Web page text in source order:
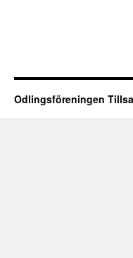
Odlingsföreningen